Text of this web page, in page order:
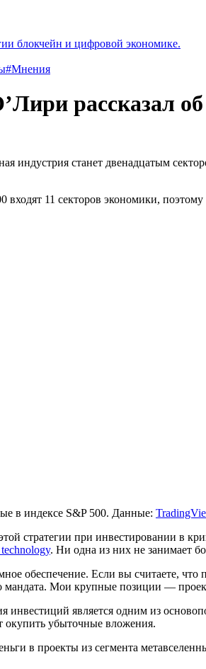
блокчейн и цифровой экономике.
#Мнения
рассказал
индустрия станет двенадцатым
11 секторов экономики,
в индексе S&P 500. Данные:
стратегии при инвестировании в
. Ни одна из них не занимает
обеспечение. Если вы считаете,
мандата. Мои крупные позиции —
инвестиций является одним из
окупить убыточные вложения.
в проекты из сегмента